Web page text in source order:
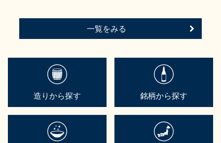
一覧をみる
造りから探す 銘柄から探す